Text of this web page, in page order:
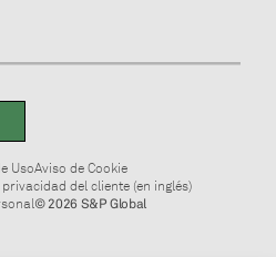
UsoAviso de Cookie
del cliente (en inglés)
© 2026 S&P Global